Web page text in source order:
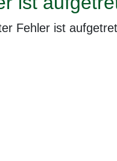
Fehler ist